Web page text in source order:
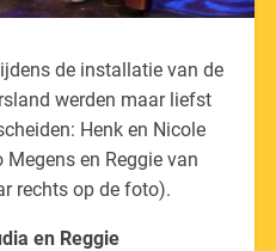
de installatie van de
werden maar liefst
Henk en Nicole
Megens en Reggie van
rechts op de foto).
en Reggie